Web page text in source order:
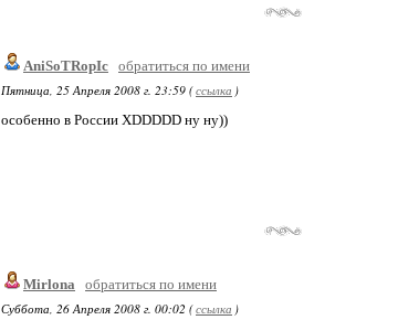
AniSoTRopIc обратиться по имени
Пятница, 25 Апреля 2008 г. 23:59 (ссылка )
особенно в России XDDDDD ну ну))
Mirlona
обратиться по имени
Суббота, 26 Апреля 2008 г. 00:02 (ссылка )